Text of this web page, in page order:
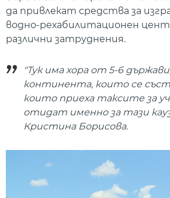
да привлекат средства за
водно-рехабилитационен
различни затруднения.
"Тук има хора от 5-6
континента, които се
които приеха таксите за
отидат именно за тази
Кристина Борисова.